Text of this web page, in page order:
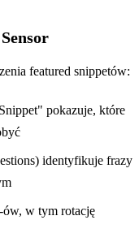
featured snippetów:
pokazuje, które
identyfikuje frazy
ów, w tym rotację